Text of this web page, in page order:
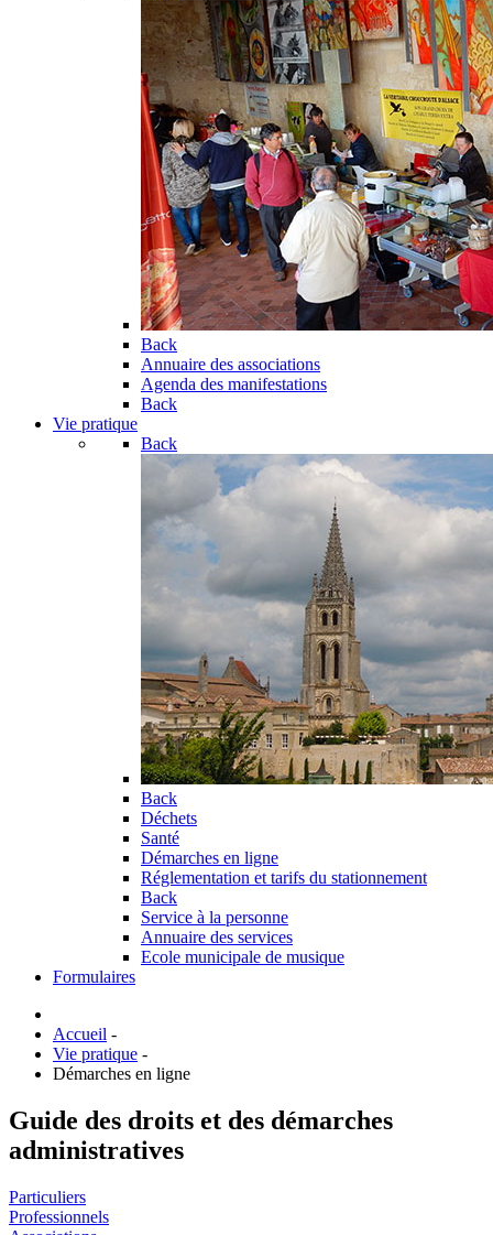
Back
Annuaire des associations
Agenda des manifestations
Back
Vie pratique
Back
Back
Déchets
Santé
Démarches en ligne
Réglementation et tarifs du stationnement
Back
Service à la personne
Annuaire des services
Ecole municipale de musique
Formulaires
Accueil -
Vie pratique -
Démarches en ligne
Guide des droits et des démarches
administratives
Particuliers
Professionnels